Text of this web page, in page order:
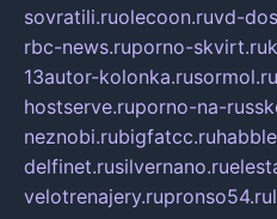
sovratili.ruolecoon.ruvd-
rbc-news.ruporno-skvirt.ru
13autor-kolonka.rusormol.ru
hostserve.ruporno-na-
neznobi.rubigfatcc.ru
delfinet.rusilvernano.ru
velotrenajery.rupronso54.ru